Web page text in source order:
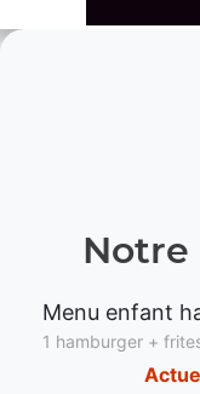
Notre
Menu enfant
1 hamburger +